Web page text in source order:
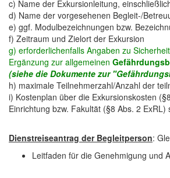
c) Name der Exkursionleitung,
d) Name der vorgesehenen Begleit-/
e) ggf. Modulbezeichnungen bzw.
f) Zeitraum und Zielort der Exkursion
g) erforderlichenfalls Angaben zu
Ergänzung zur allgemeinen
(siehe die Dokumente zur
h) maximale Teilnehmerzahl/Anzahl der
i) Kostenplan über die Exkursionskosten
Einrichtung bzw. Fakultät (§8 Abs. 2
Dienstreiseantrag der Begleitperson:
Leitfaden für die Genehmigung und